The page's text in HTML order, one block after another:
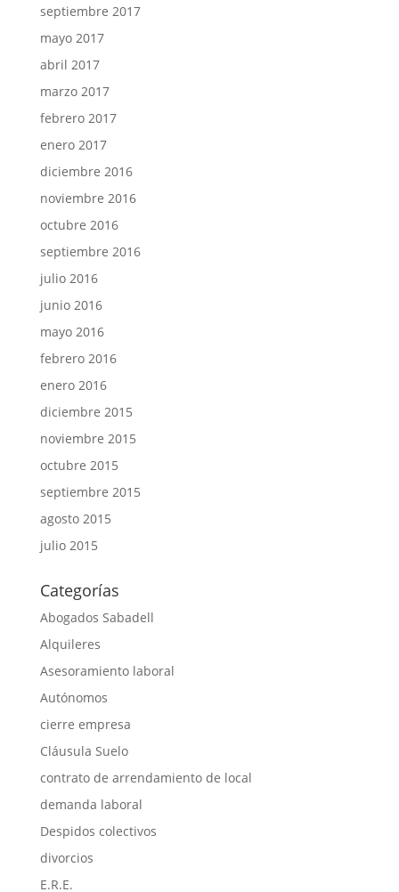
septiembre 2017
mayo 2017
abril 2017
marzo 2017
febrero 2017
enero 2017
diciembre 2016
noviembre 2016
octubre 2016
septiembre 2016
julio 2016
junio 2016
mayo 2016
febrero 2016
enero 2016
diciembre 2015
noviembre 2015
octubre 2015
septiembre 2015
agosto 2015
julio 2015
Categorías
Abogados Sabadell
Alquileres
Asesoramiento laboral
Autónomos
cierre empresa
Cláusula Suelo
contrato de arrendamiento de local
demanda laboral
Despidos colectivos
divorcios
E.R.E.